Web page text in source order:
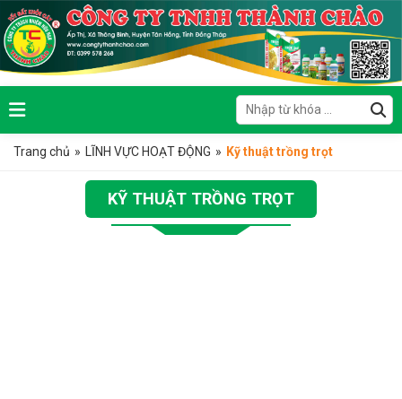
Trang chủ » LĨNH VỰC HOẠT ĐỘNG » Kỹ thuật trồng trọt
KỸ THUẬT TRỒNG TRỌT